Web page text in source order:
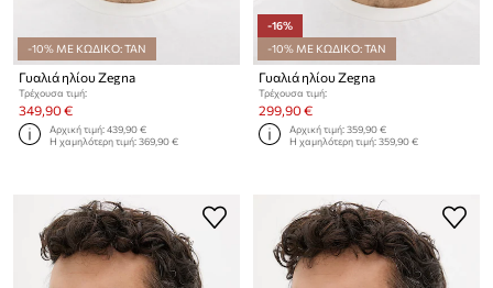
-10% ΜΕ ΚΩΔΙΚΟ: TAN
Γυαλιά ηλίου Zegna
Τρέχουσα τιμή:
349,90 €
Αρχική τιμή:439,90 €
Η χαμηλότερη τιμή:369,90 €
-16%
-10% ΜΕ ΚΩΔΙΚΟ: TAN
Γυαλιά ηλίου Zegna
Τρέχουσα τιμή:
299,90 €
Αρχική τιμή:359,90 €
Η χαμηλότερη τιμή:359,90 €